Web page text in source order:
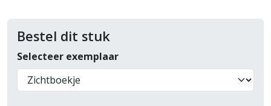
Bestel dit stuk
Selecteer exemplaar